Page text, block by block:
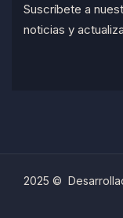
Suscríbete a
noticias y
2025 ©